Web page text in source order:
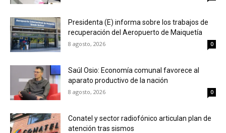
Presidenta (E) informa sobre los trabajos de
recuperación del Aeropuerto de Maiquetía
8 agosto, 2026 0
Saúl Osio: Economía comunal favorece al
aparato productivo de la nación
8 agosto, 2026 0
Conatel y sector radiofónico articulan plan de
atención tras sismos